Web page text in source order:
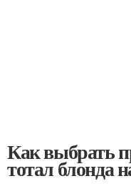
Как выбрать
тотал блонда